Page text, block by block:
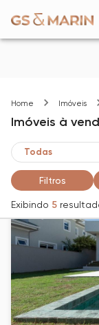
Home Imóveis
Imóveis à
Filtros
Exibindo 5